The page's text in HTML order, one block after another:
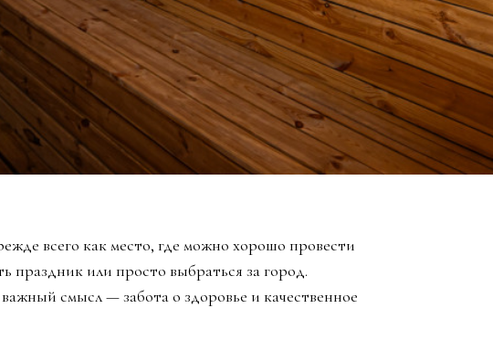
всего как место, где можно хорошо провести
праздник или просто выбраться за город.
смысл — забота о здоровье и качественное